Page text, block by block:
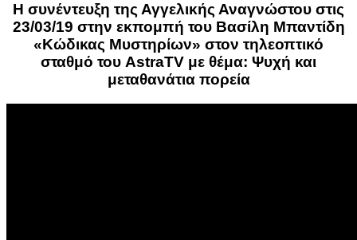
Η συνέντευξη της Αγγελικής Αναγνώστου στις
23/03/19 στην εκπομπή του Βασίλη Μπαντίδη
«Κώδικας Μυστηρίων» στον τηλεοπτικό
σταθμό του AstraTV με θέμα: Ψυχή και
μεταθανάτια πορεία